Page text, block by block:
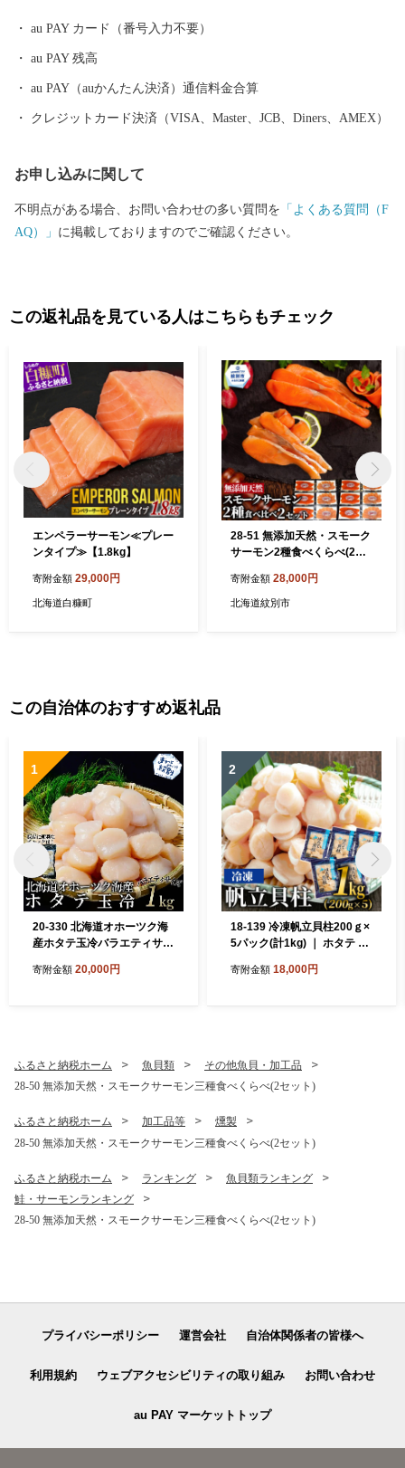
au PAY カード（番号入力不要）
au PAY 残高
au PAY（auかんたん決済）通信料金合算
クレジットカード決済（VISA、Master、JCB、Diners、AMEX）
お申し込みに関して
不明点がある場合、お問い合わせの多い質問を 「よくある質問（F
AQ）」 に掲載しておりますのでご確認ください。
この返礼品を見ている人はこちらもチェック
エンペラーサーモン≪プレー
ンタイプ≫【1.8kg】
寄附金額 29,000円
北海道白糠町
28-51 無添加天然・スモーク
サーモン2種食べくらべ(2セ
寄附金額 28,000円
北海道紋別市
この自治体のおすすめ返礼品
1
20-330 北海道オホーツク海
産ホタテ玉冷バラエティサイ
い
寄附金額 20,000円
2
18-139 冷凍帆立貝柱200ｇ×
5パック(計1kg) ｜ ホタテ ほ
寄附金額 18,000円
ふるさと納税ホーム 魚貝類
その他魚貝・加工品
28-50 無添加天然・スモークサーモン三種食べくらべ(2セット)
ふるさと納税ホーム 加工品等
燻製
28-50 無添加天然・スモークサーモン三種食べくらべ(2セット)
ふるさと納税ホーム ランキング
魚貝類ランキング
鮭・サーモンランキング
28-50 無添加天然・スモークサーモン三種食べくらべ(2セット)
プライバシーポリシー 運営会社 自治体関係者の皆様へ
利用規約 ウェブアクセシビリティの取り組み お問い合わせ
au PAY マーケットトップ